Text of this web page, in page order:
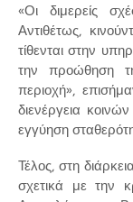
«Οι διμερείς
Αντιθέτως,
τίθενται στην
την προώθηση
περιοχή»,
διενέργεια
εγγύηση
Τέλος, στη
σχετικά με την